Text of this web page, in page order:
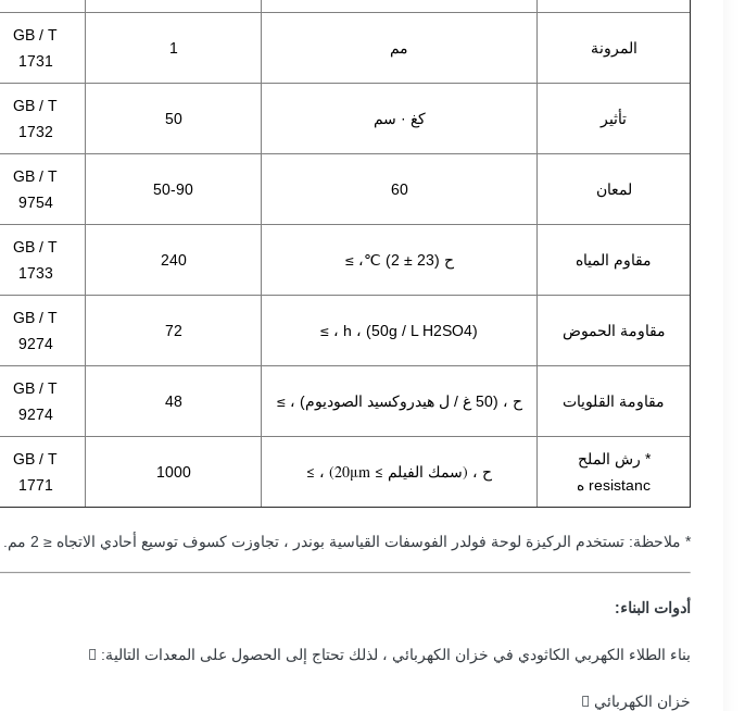
المرونة مم 1
GB / T
1731
تأثير كغ · سم 50
GB / T
1732
لمعان 60
50-90
GB / T
9754
مقاوم المياه ح (23 ± 2) ℃، ≥ 240
GB / T
1733
مقاومة الحموض h ، (50g / L H2SO4) ، ≥ 72
GB / T
9274
مقاومة القلويات ح ، (50 غ / ل هيدروكسيد الصوديوم) ، ≥ 48
GB / T
9274
* رش الملح
resistanc ه
ح ، (سمك الفيلم ≥ 20μm) ، ≥ 1000
GB / T
1771
* ملاحظة: تستخدم الركيزة لوحة فولدر الفوسفات القياسية بوندر ، تجاوزت كسوف توسيع أحادي الاتجاه ≤ 2 مم.
أدوات البناء:
بناء الطلاء الكهربي الكاثودي في خزان الكهربائي ، لذلك تحتاج إلى الحصول على المعدات التالية: 
خزان الكهربائي 